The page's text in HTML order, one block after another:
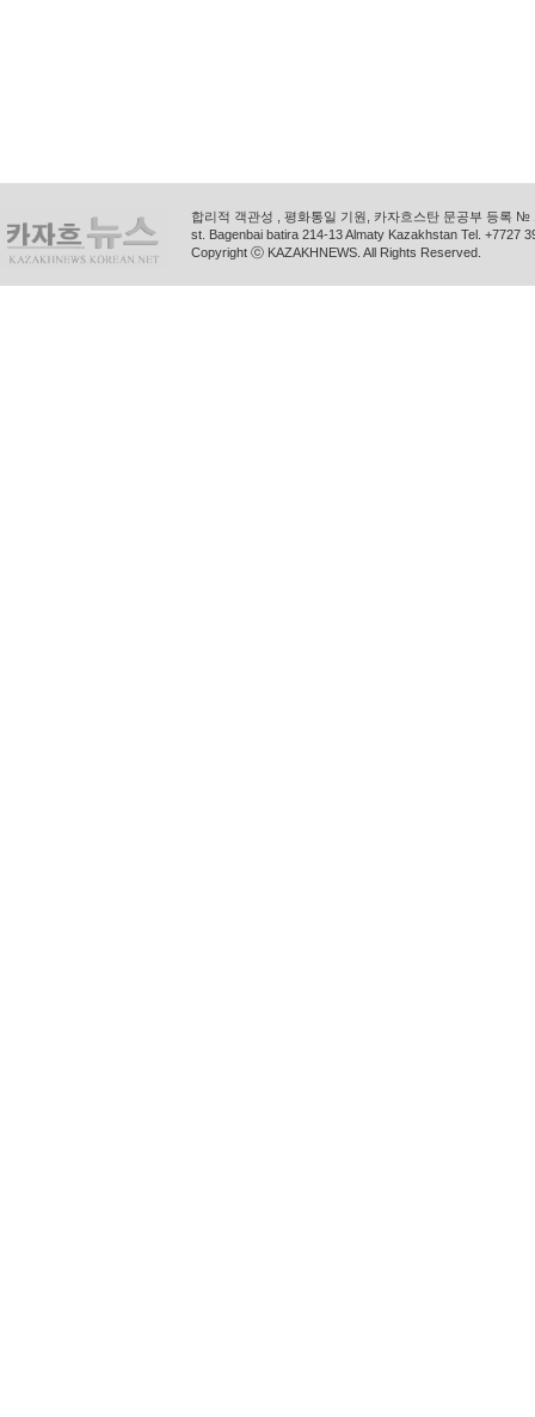
합리적 객관성 , 평화통일 기원, 카자흐스탄 문공부 등록
st. Bagenbai batira 214-13 Almaty Kazakhstan Tel. +7727
Copyright ⓒ KAZAKHNEWS. All Rights Reserved.